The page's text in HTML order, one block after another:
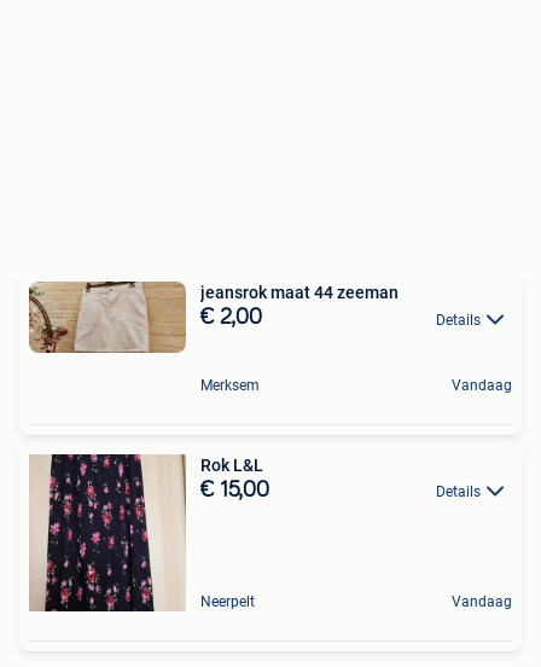
jeansrok maat 44 zeeman
€ 2,00 Details
Merksem Vandaag
Rok L&L
€ 15,00 Details
Neerpelt Vandaag